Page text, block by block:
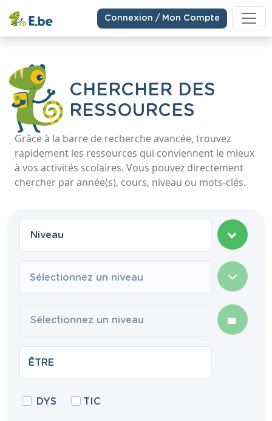
Connexion / Mon Compte
CHERCHER DES
RESSOURCES
Grâce à la barre de recherche avancée, trouvez
rapidement les ressources qui conviennent le mieux
à vos activités scolaires. Vous pouvez directement
chercher par année(s), cours, niveau ou mots-clés.
Sélectionnez un niveau
DYS TIC